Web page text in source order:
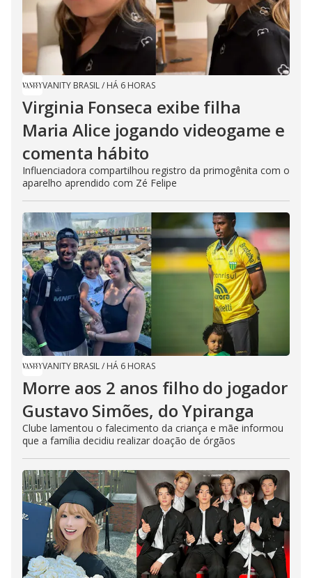
VANITY BRASIL/ HÁ 6 HORAS
Virginia Fonseca exibe filha
Maria Alice jogando videogame e
comenta hábito
Influenciadora compartilhou registro da primogênita com o
aparelho aprendido com Zé Felipe
VANITY BRASIL/ HÁ 6 HORAS
Morre aos 2 anos filho do jogador
Gustavo Simões, do Ypiranga
Clube lamentou o falecimento da criança e mãe informou
que a família decidiu realizar doação de órgãos